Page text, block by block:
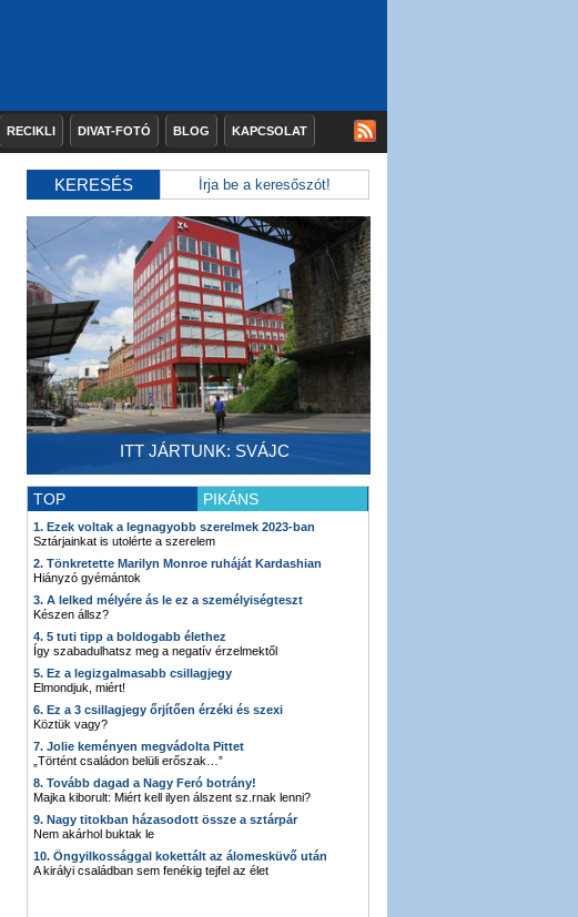
RECIKLI DIVAT-FOTÓ BLOG KAPCSOLAT
KERESÉS
ITT JÁRTUNK: SVÁJC
TOP PIKÁNS
1. Ezek voltak a legnagyobb szerelmek 2023-ban
Sztárjainkat is utolérte a szerelem
2. Tönkretette Marilyn Monroe ruháját Kardashian
Hiányzó gyémántok
3. A lelked mélyére ás le ez a személyiségteszt
Készen állsz?
4. 5 tuti tipp a boldogabb élethez
Így szabadulhatsz meg a negatív érzelmektől
5. Ez a legizgalmasabb csillagjegy
Elmondjuk, miért!
6. Ez a 3 csillagjegy őrjítően érzéki és szexi
Köztük vagy?
7. Jolie keményen megvádolta Pittet
„Történt családon belüli erőszak…”
8. Tovább dagad a Nagy Feró botrány!
Majka kiborult: Miért kell ilyen álszent sz.rnak lenni?
9. Nagy titokban házasodott össze a sztárpár
Nem akárhol buktak le
10. Öngyilkossággal kokettált az álomesküvő után
A királyi családban sem fenékig tejfel az élet